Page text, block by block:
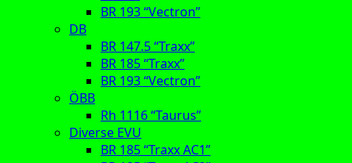
BR 193 “Vectron”
DB
BR 147.5 “Traxx”
BR 185 “Traxx”
BR 193 “Vectron”
ÖBB
Rh 1116 “Taurus”
Diverse EVU
BR 185 “Traxx AC1”